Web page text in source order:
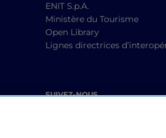
ENIT S.p.A.
Ministère du Tourisme
Open Library
Lignes directrices
SUIVEZ-NOUS